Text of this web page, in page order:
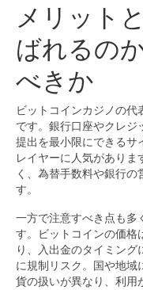
メリット
ばれるの
べきか
ビットコインカジノの代
です。銀行口座やクレジ
提出を最小限にできるサ
レイヤーに人気がありま
く、為替手数料や銀行
す。
一方で注意すべき点も多
す。ビットコインの価格
り、入出金のタイミン
に規制リスク。国や地域
貨の扱いが異なり、利用